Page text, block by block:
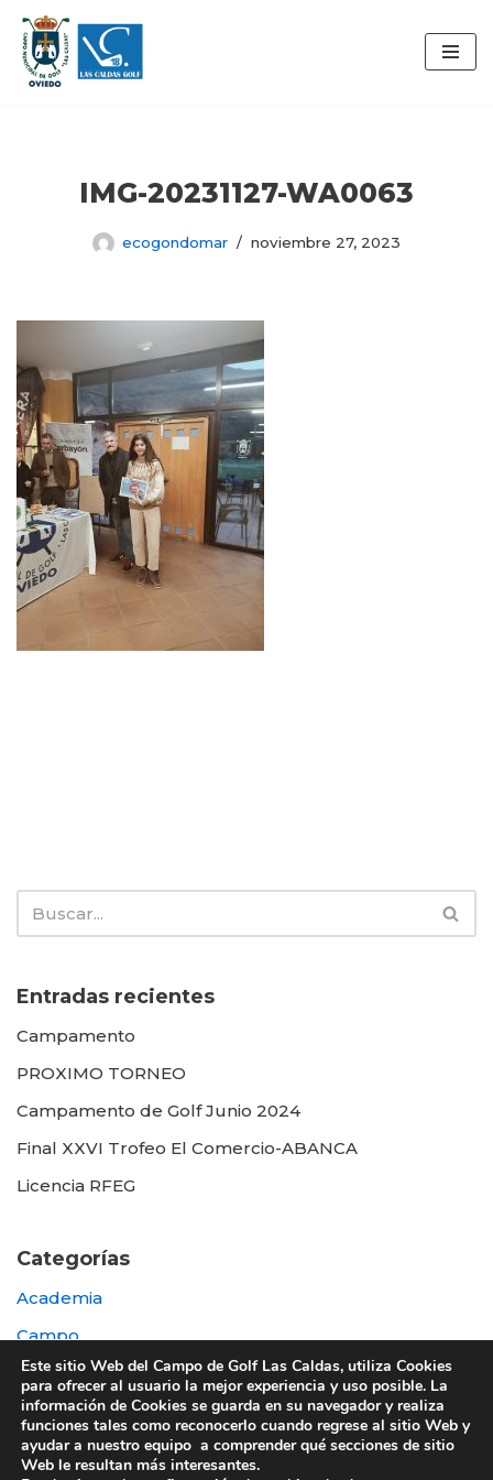
Saltar
al
IMG-20231127-WA0063
ecogondomar noviembre 27, 2023
Entradas recientes
Campamento
PROXIMO TORNEO
Campamento de Golf Junio 2024
Final XXVI Trofeo El Comercio-ABANCA
Licencia RFEG
Categorías
Academia
Campo
Destacada
Otras
Este sitio Web del Campo de Golf Las Caldas, utiliza Cookies
para ofrecer al usuario la mejor experiencia y uso posible. La
información de Cookies se guarda en su navegador y realiza
funciones tales como reconocerlo cuando regrese al sitio Web y
ayudar a nuestro equipo a comprender qué secciones de sitio
Web le resultan más interesantes.